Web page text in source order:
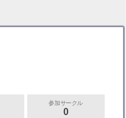
参加サークル
0